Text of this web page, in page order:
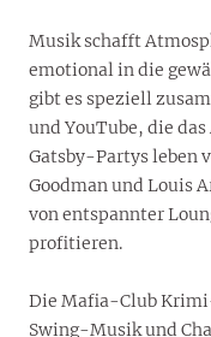
Musik schafft
emotional in die
gibt es speziell
und YouTube, die
Gatsby-Partys leben
Goodman und Louis
von entspannter
profitieren.
Die Mafia-Club
Swing-Musik und